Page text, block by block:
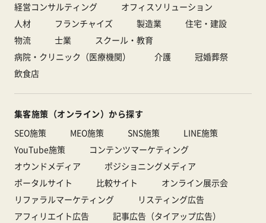
経営コンサルティング
オフィスソリューション
人材
フランチャイズ 製造業
住宅・建設
物流
士業
スクール・教育
病院・クリニック（医療機関）
介護
冠婚葬祭
飲食店
集客施策（オンライン）から探す
SEO施策
MEO施策 SNS施策
LINE施策
YouTube施策
コンテンツマーケティング
オウンドメディア
ポジショニングメディア
ポータルサイト
比較サイト
オンライン展示会
リファラルマーケティング
リスティング広告
アフィリエイト広告
記事広告（タイアップ広告）